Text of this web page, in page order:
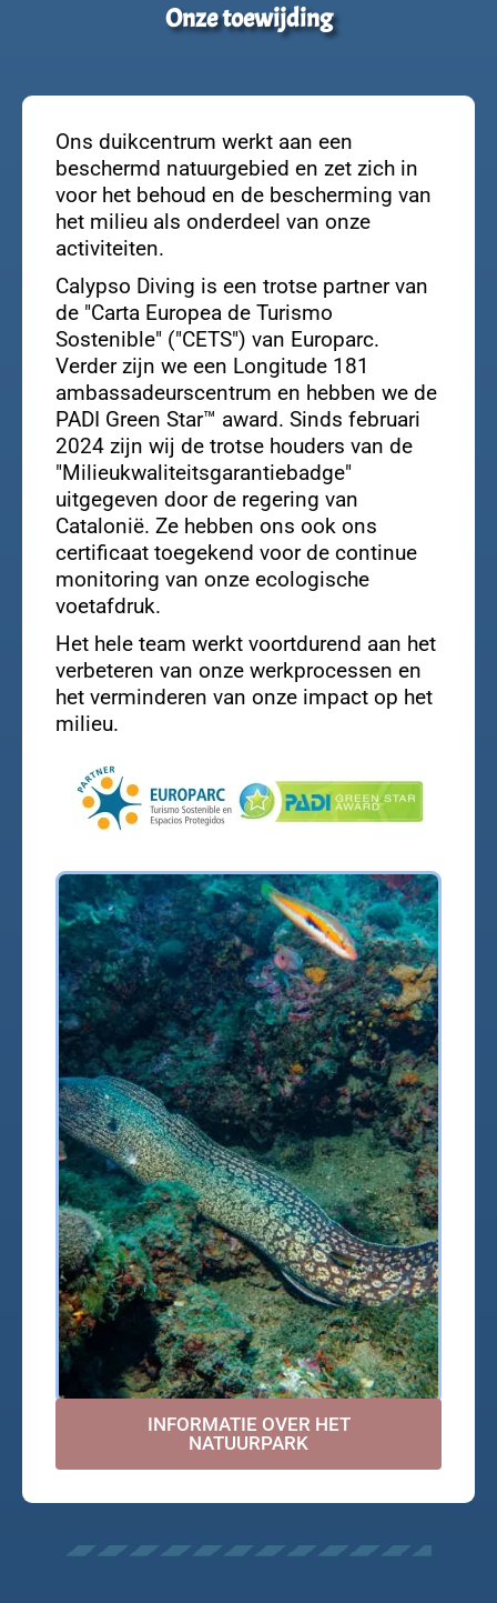
Onze toewijding
Ons duikcentrum werkt aan een
beschermd natuurgebied en zet zich in
voor het behoud en de bescherming van
het milieu als onderdeel van onze
activiteiten.
Calypso Diving is een trotse partner van
de "Carta Europea de Turismo
Sostenible" ("CETS") van Europarc.
Verder zijn we een Longitude 181
ambassadeurscentrum en hebben we de
PADI Green Star™ award. Sinds februari
2024 zijn wij de trotse houders van de
"Milieukwaliteitsgarantiebadge"
uitgegeven door de regering van
Catalonië. Ze hebben ons ook ons
certificaat toegekend voor de continue
monitoring van onze ecologische
voetafdruk.
Het hele team werkt voortdurend aan het
verbeteren van onze werkprocessen en
het verminderen van onze impact op het
milieu.
INFORMATIE OVER HET
NATUURPARK